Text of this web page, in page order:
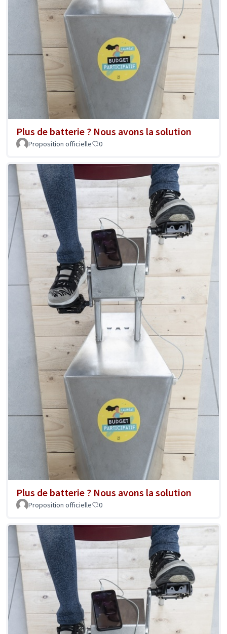
Plus de batterie ? Nous avons la solution
Proposition officielle 0
Plus de batterie ? Nous avons la solution
Proposition officielle 0